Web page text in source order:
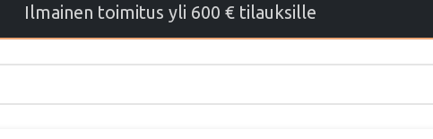
Ilmainen toimitus yli 600 € tilauksille